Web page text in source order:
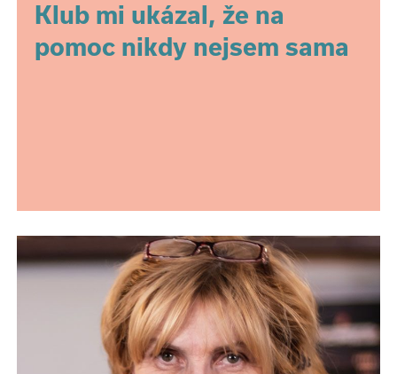
Klub mi ukázal, že na
pomoc nikdy nejsem sama